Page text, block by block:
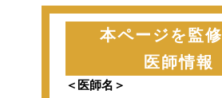
本ページを監
医師情報
＜医師名＞